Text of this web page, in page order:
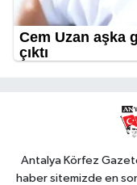
Antalya Körfez
haber sitemizde en